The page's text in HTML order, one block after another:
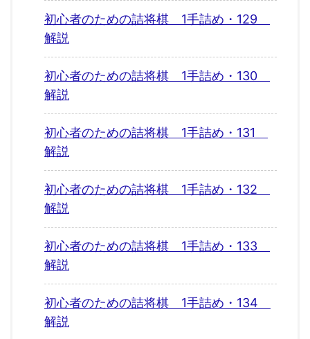
初心者のための詰将棋 1手詰め・129
解説
初心者のための詰将棋 1手詰め・130
解説
初心者のための詰将棋 1手詰め・131
解説
初心者のための詰将棋 1手詰め・132
解説
初心者のための詰将棋 1手詰め・133
解説
初心者のための詰将棋 1手詰め・134
解説